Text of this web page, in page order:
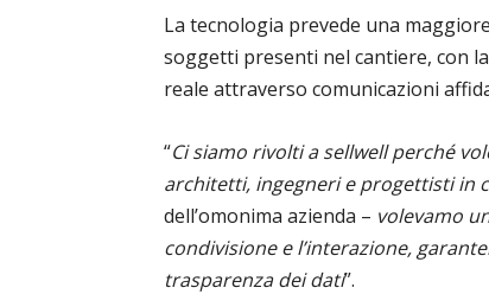
La tecnologia prevede una maggiore
soggetti presenti nel cantiere, con
reale attraverso comunicazioni
“Ci siamo rivolti a sellwell perché
architetti, ingegneri e progettisti in
dell’omonima azienda – volevamo
condivisione e l’interazione,
trasparenza dei dati”.